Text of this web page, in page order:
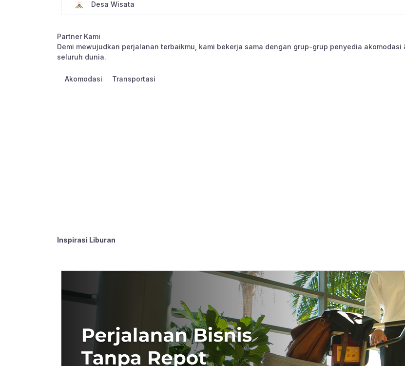
Desa Wisata
Partner Kami
Demi mewujudkan perjalanan terbaikmu, kami bekerja sama dengan grup-grup penyedia
seluruh dunia.
Akomodasi Transportasi
Inspirasi Liburan